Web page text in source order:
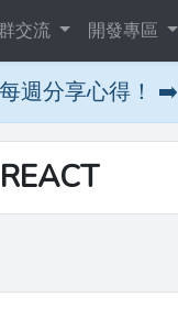
交流 開發專區
週分享心得！ ➡️